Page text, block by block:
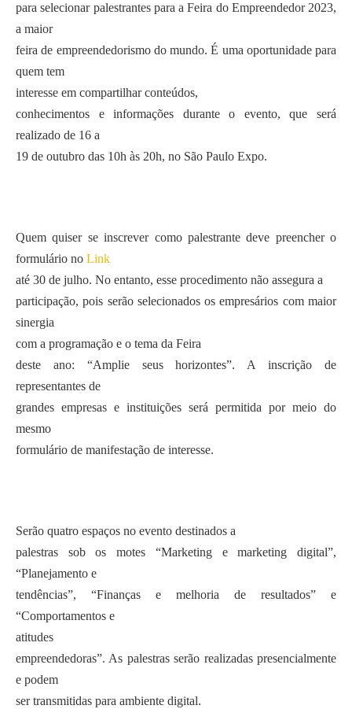
para selecionar palestrantes para a Feira do Empreendedor 2023,
a maior
feira de empreendedorismo do mundo. É uma oportunidade para
quem tem
interesse em compartilhar conteúdos,
conhecimentos e informações durante o evento, que será
realizado de 16 a
19 de outubro das 10h às 20h, no São Paulo Expo.
Quem quiser se inscrever como palestrante deve preencher o
formulário no Link
até 30 de julho. No entanto, esse procedimento não assegura a
participação, pois serão selecionados os empresários com maior
sinergia
com a programação e o tema da Feira
deste ano: “Amplie seus horizontes”. A inscrição de
representantes de
grandes empresas e instituições será permitida por meio do
mesmo
formulário de manifestação de interesse.
Serão quatro espaços no evento destinados a
palestras sob os motes “Marketing e marketing digital”,
“Planejamento e
tendências”, “Finanças e melhoria de resultados” e
“Comportamentos e
atitudes
empreendedoras”. As palestras serão realizadas presencialmente
e podem
ser transmitidas para ambiente digital.